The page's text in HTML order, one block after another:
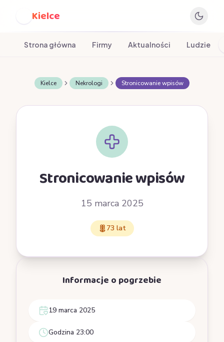
Kielce
Strona główna Firmy Aktualności Ludzie
Kielce Nekrologi Stronicowanie wpisów
Stronicowanie wpisów
15 marca 2025
73 lat
Informacje o pogrzebie
19 marca 2025
Godzina 23:00